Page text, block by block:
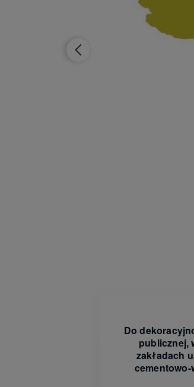
brak towaru
Do
publicznej,
zakładach